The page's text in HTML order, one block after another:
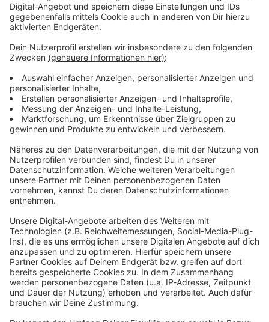
Verpass' nichts mehr - mit unserem kostenlosen
ANTENNE BAYERN Newsletter. Ob Nachrichten,
Lifestyle oder unsere neuesten Aktionen - wir
informieren dich.
Zum Newsletter anmelden
Du möchtest uns etwas sagen?
Kontaktformular
Sprachnachricht